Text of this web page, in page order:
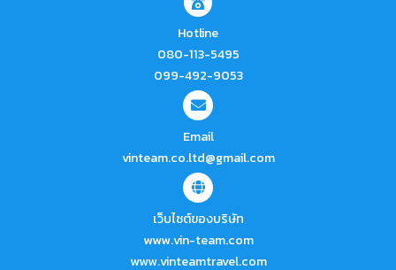
Hotline
080-113-5495
099-492-9053
Email
vinteam.co.ltd@gmail.com
เว็บไซต์ของบริษัท
www.vin-team.com
www.vinteamtravel.com